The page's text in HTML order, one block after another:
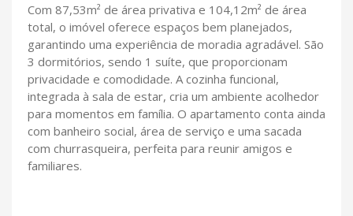
Com 87,53m² de área privativa e 104,12m² de área
total, o imóvel oferece espaços bem planejados,
garantindo uma experiência de moradia agradável. São
3 dormitórios, sendo 1 suíte, que proporcionam
privacidade e comodidade. A cozinha funcional,
integrada à sala de estar, cria um ambiente acolhedor
para momentos em família. O apartamento conta ainda
com banheiro social, área de serviço e uma sacada
com churrasqueira, perfeita para reunir amigos e
familiares.